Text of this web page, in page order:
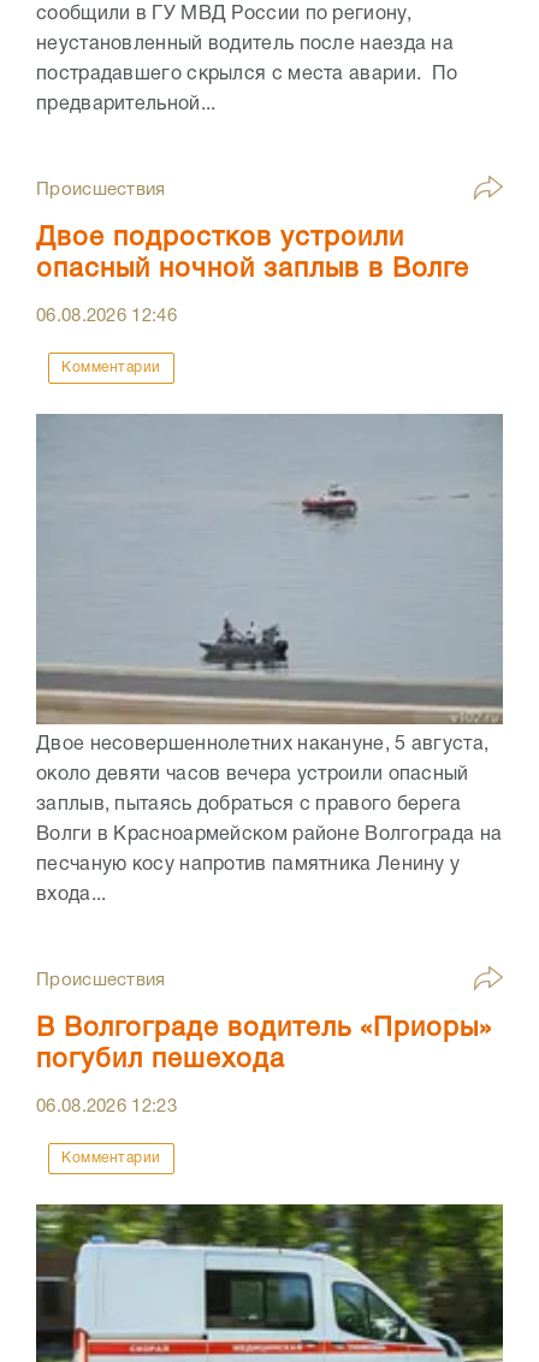
сообщили в ГУ МВД России по региону,
неустановленный водитель после наезда на
пострадавшего скрылся с места аварии. По
предварительной...
Происшествия
Двое подростков устроили
опасный ночной заплыв в Волге
06.08.2026 12:46
Комментарии
Двое несовершеннолетних накануне, 5 августа,
около девяти часов вечера устроили опасный
заплыв, пытаясь добраться с правого берега
Волги в Красноармейском районе Волгограда на
песчаную косу напротив памятника Ленину у
входа...
Происшествия
В Волгограде водитель «Приоры»
погубил пешехода
06.08.2026 12:23
Комментарии